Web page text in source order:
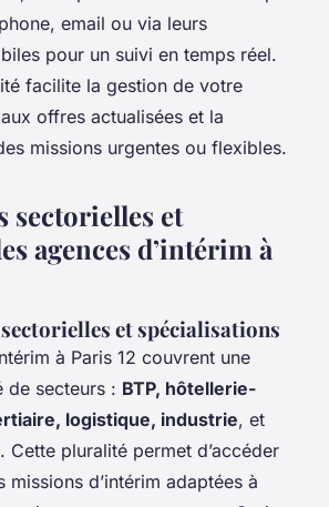
email ou via leurs
pour un suivi en temps réel.
facilite la gestion de votre
offres actualisées et la
missions urgentes ou flexibles.
sectorielles et
agences d’intérim à
et spécialisations
à Paris 12 couvrent une
de secteurs : BTP, hôtellerie-
logistique, industrie, et
Cette pluralité permet d’accéder
missions d’intérim adaptées à